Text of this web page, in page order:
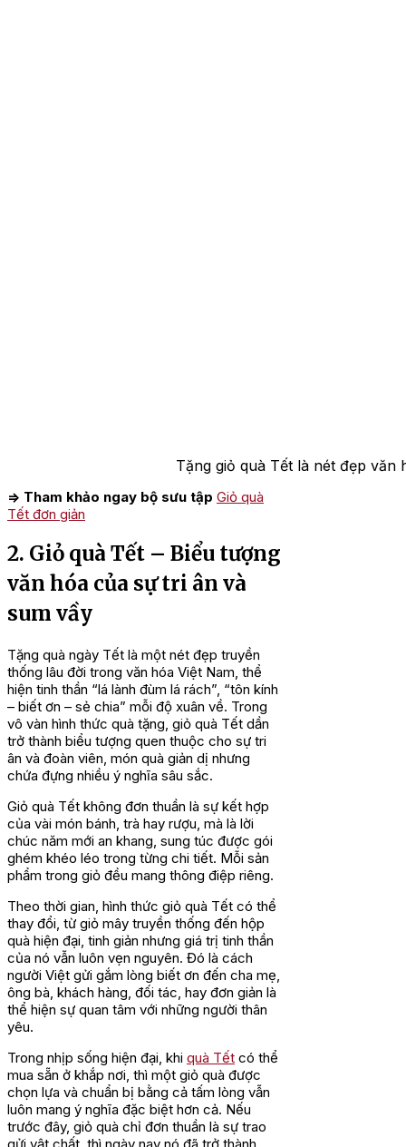
Tặng giỏ quà Tết là nét đẹp văn
=> Tham khảo ngay bộ sưu tập Giỏ quà
Tết đơn giản
2. Giỏ quà Tết – Biểu tượng
văn hóa của sự tri ân và
sum vầy
Tặng quà ngày Tết là một nét đẹp truyền
thống lâu đời trong văn hóa Việt Nam, thể
hiện tinh thần “lá lành đùm lá rách”, “tôn kính
– biết ơn – sẻ chia” mỗi độ xuân về. Trong
vô vàn hình thức quà tặng, giỏ quà Tết dần
trở thành biểu tượng quen thuộc cho sự tri
ân và đoàn viên, món quà giản dị nhưng
chứa đựng nhiều ý nghĩa sâu sắc.
Giỏ quà Tết không đơn thuần là sự kết hợp
của vài món bánh, trà hay rượu, mà là lời
chúc năm mới an khang, sung túc được gói
ghém khéo léo trong từng chi tiết. Mỗi sản
phẩm trong giỏ đều mang thông điệp riêng.
Theo thời gian, hình thức giỏ quà Tết có thể
thay đổi, từ giỏ mây truyền thống đến hộp
quà hiện đại, tinh giản nhưng giá trị tinh thần
của nó vẫn luôn vẹn nguyên. Đó là cách
người Việt gửi gắm lòng biết ơn đến cha mẹ,
ông bà, khách hàng, đối tác, hay đơn giản là
thể hiện sự quan tâm với những người thân
yêu.
Trong nhịp sống hiện đại, khi quà Tết có thể
mua sẵn ở khắp nơi, thì một giỏ quà được
chọn lựa và chuẩn bị bằng cả tấm lòng vẫn
luôn mang ý nghĩa đặc biệt hơn cả. Nếu
trước đây, giỏ quà chỉ đơn thuần là sự trao